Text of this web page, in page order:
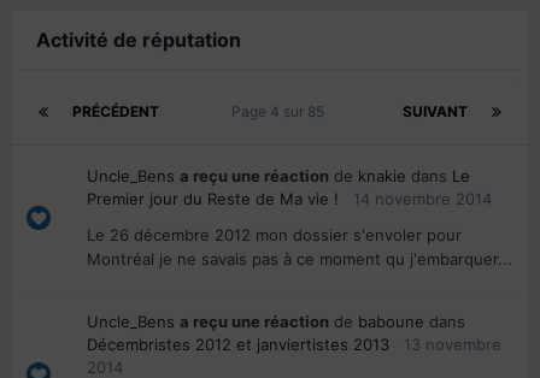
Activité de réputation
PRÉCÉDENT SUIVANT
Page 4 sur 85
Uncle_Bens a reçu une réaction de knakie dans Le
Premier jour du Reste de Ma vie !
14 novembre 2014
Le 26 décembre 2012 mon dossier s'envoler pour
Montréal je ne savais pas à ce moment qu j'embarquer...
Uncle_Bens a reçu une réaction de baboune dans
Décembristes 2012 et janviertistes 2013
13 novembre
2014